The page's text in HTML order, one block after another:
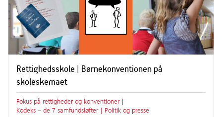
Rettighedsskole | Børnekonventionen på
skoleskemaet
Fokus på rettigheder og konventioner |
Kodeks – de 7 samfundsløfter | Politik og presse